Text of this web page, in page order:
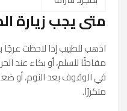
متى يجب زيارة
اذهب للطبيب إذا لاحظت عرجًا
مفاجئًا للسلم، أو بكاء عند
في الوقوف بعد النوم، أو
متكررًا.